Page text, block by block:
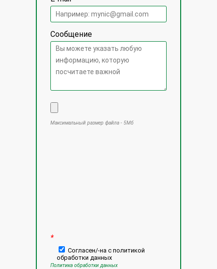
Сообщение
Максимальный размер файла - 5Мб
*
Согласен/-на с политикой
обработки данных
Политика обработки данных